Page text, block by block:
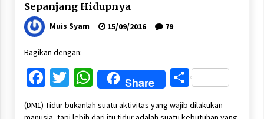
Sepanjang Hidupnya
Muis Syam 15/09/2016 79
Bagikan dengan:
Facebook
Twitter
WhatsApp
Share Share
(DM1) Tidur bukanlah suatu aktivitas yang wajib dilakukan